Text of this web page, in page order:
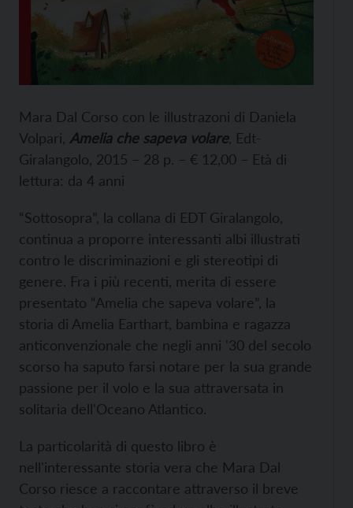
Mara Dal Corso con le illustrazoni di Daniela
Volpari, Amelia che sapeva volare, Edt-
Giralangolo, 2015 – 28 p. – € 12,00 – Età di
lettura: da 4 anni
“Sottosopra”, la collana di EDT Giralangolo,
continua a proporre interessanti albi illustrati
contro le discriminazioni e gli stereotipi di
genere. Fra i più recenti, merita di essere
presentato “Amelia che sapeva volare”, la
storia di Amelia Earthart, bambina e ragazza
anticonvenzionale che negli anni '30 del secolo
scorso ha saputo farsi notare per la sua grande
passione per il volo e la sua attraversata in
solitaria dell'Oceano Atlantico.
La particolarità di questo libro è
nell'interessante storia vera che Mara Dal
Corso riesce a raccontare attraverso il breve